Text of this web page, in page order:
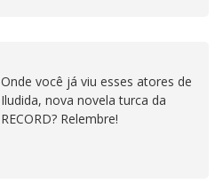
Onde você já viu esses atores de
Iludida, nova novela turca da
RECORD? Relembre!